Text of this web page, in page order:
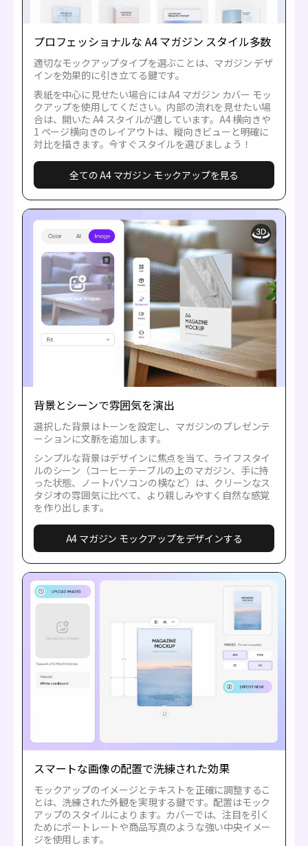
プロフェッショナルな A4 マガジン スタイル多数
適切なモックアップタイプを選ぶことは、マガジン デザ
インを効果的に引き立てる鍵です。
表紙を中心に見せたい場合には A4 マガジン カバー モッ
クアップを使用してください。内部の流れを見せたい場
合は、開いた A4 スタイルが適しています。A4 横向きや
1 ページ横向きのレイアウトは、縦向きビューと明確に
対比を描きます。今すぐスタイルを選びましょう！
全ての A4 マガジン モックアップを見る
背景とシーンで雰囲気を演出
選択した背景はトーンを設定し、マガジンのプレゼンテ
ーションに文脈を追加します。
シンプルな背景はデザインに焦点を当て、ライフスタイ
ルのシーン（コーヒーテーブルの上のマガジン、手に持
った状態、ノートパソコンの横など）は、クリーンなス
タジオの雰囲気に比べて、より親しみやすく自然な感覚
を作り出します。
A4 マガジン モックアップをデザインする
スマートな画像の配置で洗練された効果
モックアップのイメージとテキストを正確に調整するこ
とは、洗練された外観を実現する鍵です。配置はモック
アップのスタイルによります。カバーでは、注目を引く
ためにポートレートや商品写真のような強い中央イメー
ジを使用します。